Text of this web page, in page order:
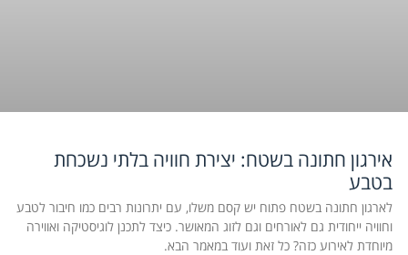
אירגון חתונה בשטח: יצירת חוויה בלתי נשכחת
בטבע
לארגון חתונה בשטח פתוח יש קסם משלו, עם יתרונות רבים כמו חיבור לטבע
וחוויה ייחודית גם לאורחים וגם לזוג המאושר. כיצד לתכנן לוגיסטיקה ואווירה
מיוחדת לאירוע כזה? כל זאת ועוד במאמר הבא.